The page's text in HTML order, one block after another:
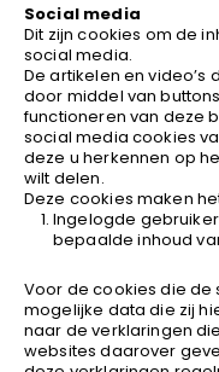
Social media
Dit zijn cookies om de
social media.
De artikelen en video’s
door middel van
functioneren van deze
social media cookies
deze u herkennen op
wilt delen.
Deze cookies maken
Ingelogde
bepaalde inhoud
Voor de cookies die
mogelijke data die zij
naar de verklaringen
websites daarover